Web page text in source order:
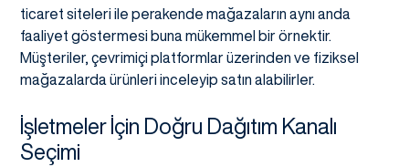
ticaret siteleri ile perakende mağazaların aynı anda
faaliyet göstermesi buna mükemmel bir örnektir.
Müşteriler, çevrimiçi platformlar üzerinden ve fiziksel
mağazalarda ürünleri inceleyip satın alabilirler.
İşletmeler İçin Doğru Dağıtım Kanalı
Seçimi